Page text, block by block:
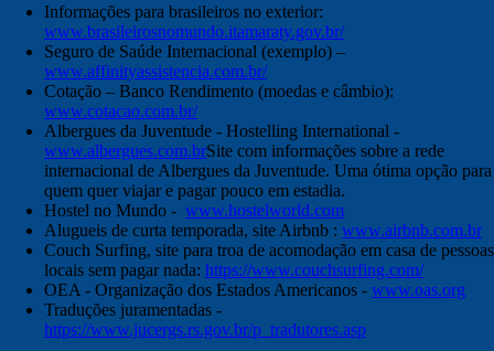
Informações para brasileiros no exterior:
www.brasileirosnomundo.itamaraty.gov.br/
Seguro de Saúde Internacional (exemplo) –
www.affinityassistencia.com.br/
Cotação – Banco Rendimento (moedas e câmbio):
www.cotacao.com.br/
Albergues da Juventude - Hostelling International -
www.albergues.com.brSite com informações sobre a rede
internacional de Albergues da Juventude. Uma ótima opção para
quem quer viajar e pagar pouco em estadia.
Hostel no Mundo - www.hostelworld.com
Alugueis de curta temporada, site Airbnb : www.airbnb.com.br
Couch Surfing, site para troa de acomodação em casa de pessoas
locais sem pagar nada: https://www.couchsurfing.com/
OEA - Organização dos Estados Americanos - www.oas.org
Traduções juramentadas -
https://www.jucergs.rs.gov.br/p_tradutores.asp